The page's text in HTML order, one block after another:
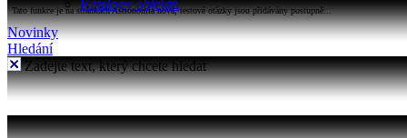
Katalogy objektů
Tato funkce je na stránkách Astronomia nová, testové otázky jsou přidávány postupně...
Novinky
Hledání
Zadejte text, který chcete hledat